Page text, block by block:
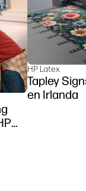
HP Latex
Tapley
en Irlanda